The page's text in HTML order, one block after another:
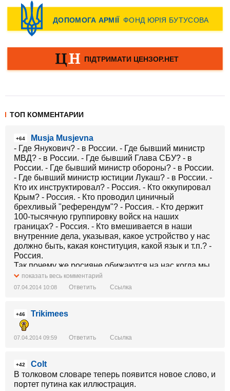
ТОП КОММЕНТАРИИ
+64
Musja Musjevna
- Где Янукович? - в России. - Где бывший министр
МВД? - в России. - Где бывший Глава СБУ? - в
России. - Где бывший министр обороны? - в России.
- Где бывший министр юстиции Лукаш? - в России. -
Кто их инструктировал? - Россия. - Кто оккупировал
Крым? - Россия. - Кто проводил циничный
брехливый "референдум"? - Россия. - Кто держит
100-тысячную группировку войск на наших
границах? - Россия. - Кто вмешивается в наши
внутренние дела, указывая, какое устройство у нас
должно быть, какая конституция, какой язык и т.п.? -
Россия.
Так почему же росияне обижаются на нас когда мы
говоримим "отстаньте от нас"?
показать весь комментарий
07.04.2014 10:08 Ответить Ссылка
+46 Trikimees
07.04.2014 09:59 Ответить Ссылка
+42
Colt
В толковом словаре теперь появится новое слово, и
портет путина как иллюстрация.